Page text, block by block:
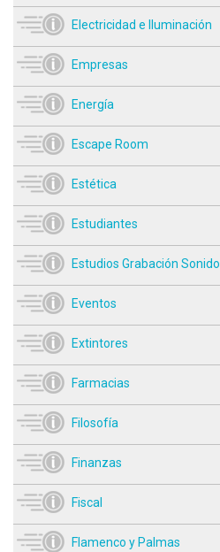
Electricidad e Iluminación
Empresas
Energía
Escape Room
Estética
Estudiantes
Estudios Grabación Sonido
Eventos
Extintores
Farmacias
Filosofía
Finanzas
Fiscal
Flamenco y Palmas